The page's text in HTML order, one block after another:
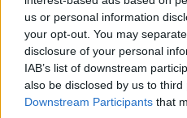
us or personal information
your opt-out. You may
disclosure of your personal
IAB’s list of downstream
also be disclosed by us to third
Downstream Participants that
νερού ανά στρέμμα σε
Δίπλα στους Ωρεούς το
τόνοι. Νερά και λάσπες
προβλήματα αφού
στεγνώσει ακόμη.